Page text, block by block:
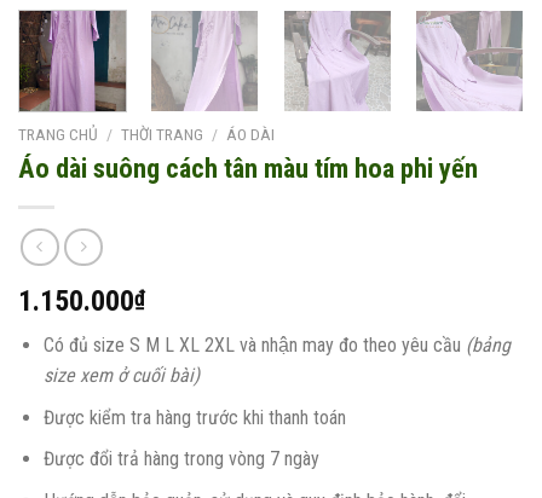
TRANG CHỦ / THỜI TRANG / ÁO DÀI
Áo dài suông cách tân màu tím hoa phi yến
1.150.000₫
Có đủ size S M L XL 2XL và nhận may đo theo yêu cầu (bảng
size xem ở cuối bài)
Được kiểm tra hàng trước khi thanh toán
Được đổi trả hàng trong vòng 7 ngày